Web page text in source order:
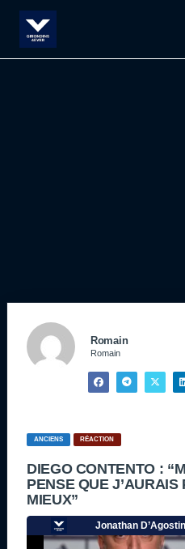
Romain
Romain
ANCIENS RÉACTION
DIEGO CONTENTO :
PENSE QUE J’AURAIS
MIEUX”